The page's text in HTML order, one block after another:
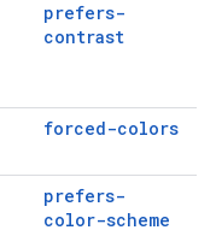
prefers-
contrast
forced-colors
prefers-
color-scheme